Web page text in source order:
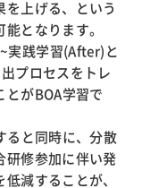
を上げる、という
となります。
実践学習(After)と
プロセスをトレ
とがBOA学習で
ると同時に、分散
研修参加に伴い発
減することが、